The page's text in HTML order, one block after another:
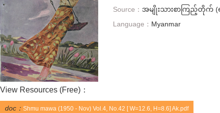
Source： အမျိုးသားစာကြည့်တိုက် (
Language： Myanmar
View Resources (Free)：
doc： Shmu mawa (1950 - Nov) Vol.4, No.42 [ W=12.6, H=8.6] Ak.pdf